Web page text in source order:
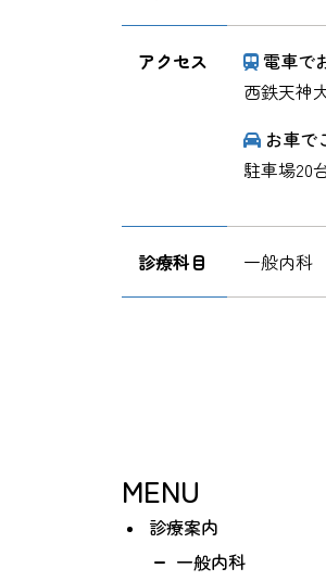
アクセス
電車で
西鉄天神
お車で
駐車場20
診療科目 一般内
MENU
診療案内
一般内科